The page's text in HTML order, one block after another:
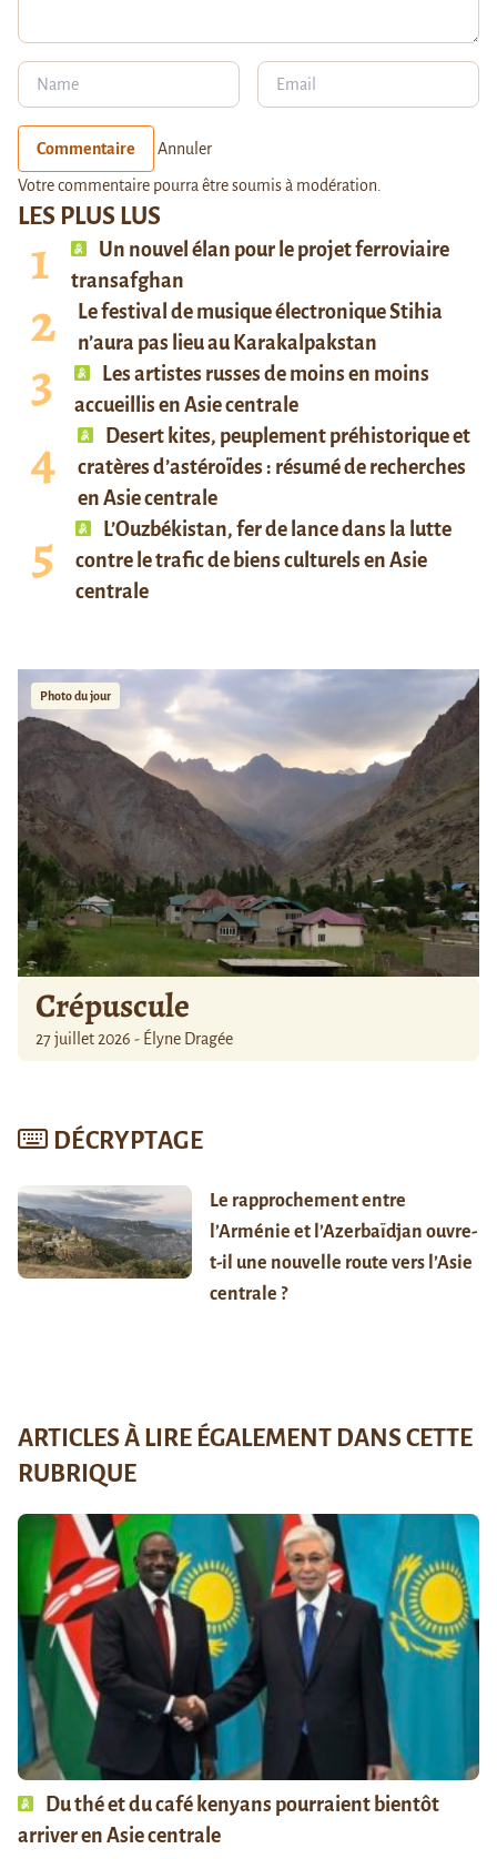
LES PLUS LUS
Un nouvel élan pour le projet ferroviaire
transafghan
Le festival de musique électronique Stihia
n’aura pas lieu au Karakalpakstan
Les artistes russes de moins en moins
accueillis en Asie centrale
Desert kites, peuplement préhistorique et
cratères d’astéroïdes : résumé de recherches
en Asie centrale
L’Ouzbékistan, fer de lance dans la lutte
contre le trafic de biens culturels en Asie
centrale
Photo du jour
Crépuscule
27 juillet 2026 - Élyne Dragée
DÉCRYPTAGE
Le rapprochement entre
l’Arménie et l’Azerbaïdjan ouvre-
t-il une nouvelle route vers l’Asie
centrale ?
Commentaire Annuler
Votre commentaire pourra être soumis à modération.
ARTICLES À LIRE ÉGALEMENT DANS CETTE
RUBRIQUE
Du thé et du café kenyans pourraient bientôt
arriver en Asie centrale